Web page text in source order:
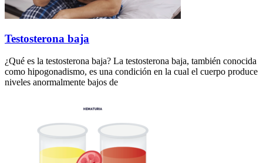
Testosterona baja
¿Qué es la testosterona baja? La testosterona baja, también conocida
como hipogonadismo, es una condición en la cual el cuerpo produce
niveles anormalmente bajos de